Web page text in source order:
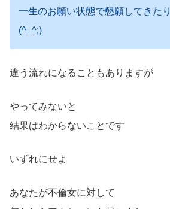
一生のお願い状態で懇願してきたり
(^_^;)
違う流れになることもありますが
やってみないと
結果はわからないことです
いずれにせよ
あなたが不倫女に対して